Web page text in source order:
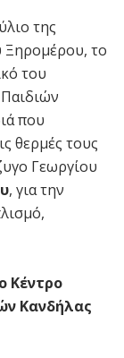
της
Ξηρομέρου, το
του
που
θερμές τους
Γεωργίου
, για την
Κέντρο
Κανδήλας